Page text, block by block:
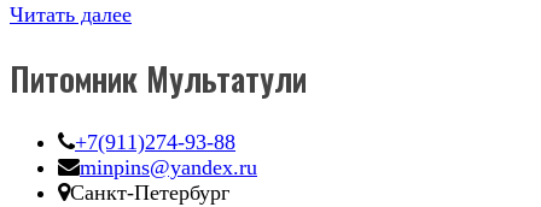
Читать далее
Питомник Мультатули
+7(911)274-93-88
minpins@yandex.ru
Санкт-Петербург